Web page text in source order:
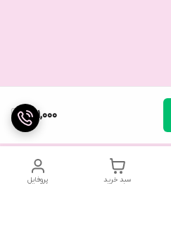
681,000
پروفایل سبد خرید